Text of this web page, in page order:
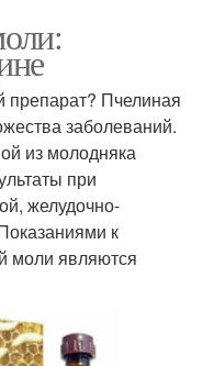
препарат? Пчелиная
заболеваний.
из молодняка
при
желудочно-
к
моли являются